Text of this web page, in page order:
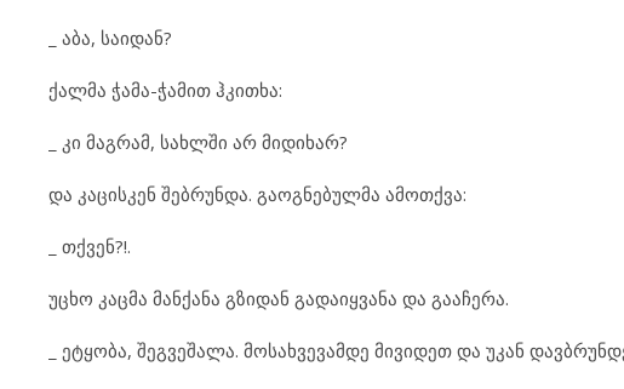
_ აბა, საიდან?
ქალმა ჭამა-ჭამით ჰკითხა:
_ კი მაგრამ, სახლში არ მიდიხარ?
და კაცისკენ შებრუნდა. გაოგნებულმა ამოთქვა:
_ თქვენ?!.
უცხო კაცმა მანქანა გზიდან გადაიყვანა და გააჩერა.
_ ეტყობა, შეგვეშალა. მოსახვევამდე მივიდეთ და უკან